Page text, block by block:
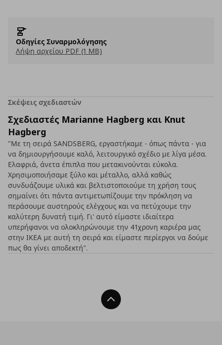
Οδηγίες Συναρμολόγησης
Λήψη αρχείου PDF (1 MB)
Σκέψεις σχεδιαστών
Σχεδιαστές Marianne Hagberg και Knut
Hagberg
"Με τη σειρά SANDSBERG, εργαστήκαμε - όπως πάντα - για
να δημιουργήσουμε καλό, λειτουργικό σχέδιο με λίγα μέσα.
Ελαφριά, άνετα έπιπλα που μετακινούνται εύκολα.
Χρησιμοποιήσαμε ξύλο και μέταλλο, αλλά καθώς
συνδυάζουμε υλικά και βελτιστοποιούμε τη χρήση τους
σημαίνει ότι πάντα αντιμετωπίζουμε την πρόκληση να
περάσουμε αυστηρούς ελέγχους και να πετύχουμε την
καλύτερη δυνατή τιμή. Γι' αυτό είμαστε ιδιαίτερα
υπερήφανοι να ολοκληρώνουμε την 41χρονη καριέρα μας
στην ΙΚΕΑ με αυτή τη σειρά και είμαστε περίεργοι να δούμε
πως θα γίνει αποδεκτή".
Back To Top